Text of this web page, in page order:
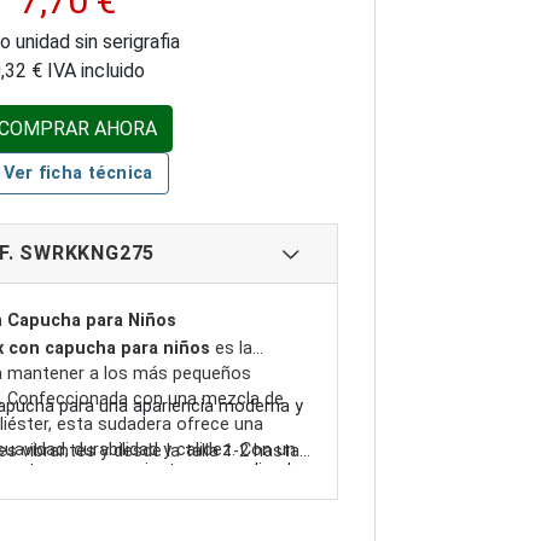
unidad sin serigrafia
€ IVA incluido
AHORA
Ver ficha técnica
SWRKKNG275
para Niños
con capucha para niños es la
a los más pequeños
con una mezcla de
esta sudadera ofrece una
durabilidad y calidez. Con un
sudadera proporciona un nivel
uso diario.
para una apariencia moderna y
a tono para un ajuste personalizado.
vibrantes y desde la talla 1-2 hasta
se adapta a diversas preferencias
facilita la personalización de